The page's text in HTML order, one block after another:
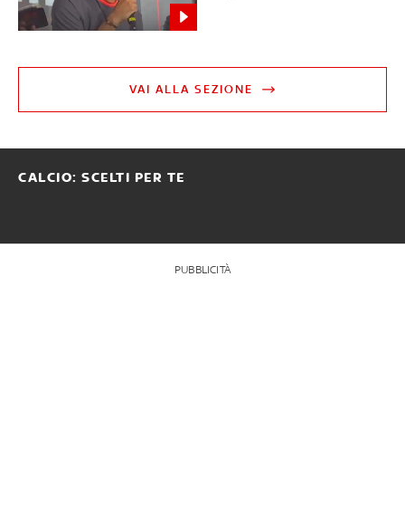
VAI ALLA SEZIONE
CALCIO: SCELTI PER TE
PUBBLICITÀ